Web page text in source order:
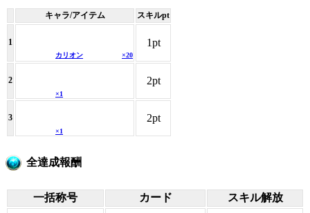
キャラ/アイテム スキルpt
1
カリオン ×20
1pt
2
×1
2pt
3
×1
2pt
全達成報酬
一括称号 カード スキル解放